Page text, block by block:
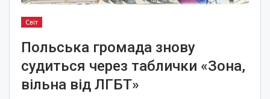
Світ
Польська громада знову
судиться через таблички «Зона,
вільна від ЛГБТ»